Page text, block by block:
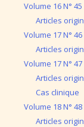
Volume 16 N° 45
Articles
Volume 17 N° 46
Articles
Volume 17 N° 47
Articles
Cas clinique
Volume 18 N° 48
Articles